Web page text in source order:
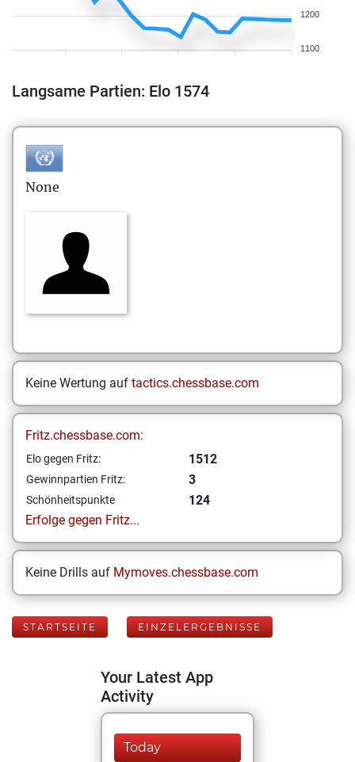
1200
1100
Langsame Partien: Elo 1574
None
Keine Wertung auf tactics.chessbase.com
Fritz.chessbase.com:
Elo gegen Fritz: 1512
Gewinnpartien Fritz: 3
Schönheitspunkte
124
Erfolge gegen Fritz...
Keine Drills auf Mymoves.chessbase.com
STARTSEITE EINZELERGEBNISSE
Your Latest App
Activity
Today